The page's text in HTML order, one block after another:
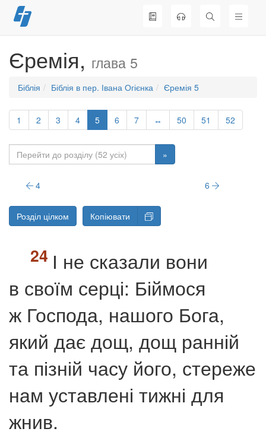
Перейти
до
Єремія, глава 5
Біблія Біблія в пер. Івана Огієнка Єремія 5
1 2 3 4 5 6 7 ↔ 50 51 52
»
4 6
Розділ цілком Копіювати
І не сказали вони
в своїм серці: Біймося
ж Господа, нашого Бога,
який дає дощ, дощ ранній
та пізній часу його, стереже
нам уставлені тижні для
жнив.